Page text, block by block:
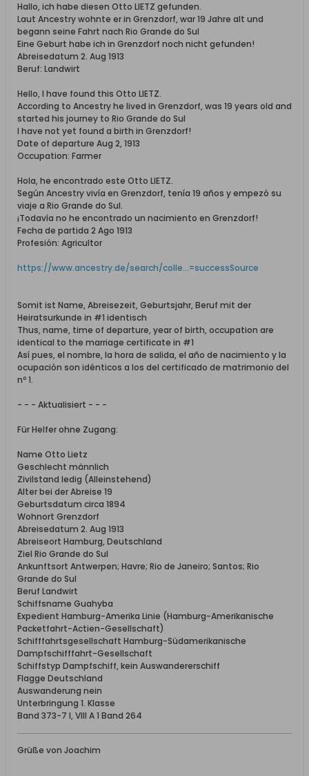
Hallo, ich habe diesen Otto LIETZ gefunden.
Laut Ancestry wohnte er in Grenzdorf, war 19 Jahre alt und
begann seine Fahrt nach Rio Grande do Sul
Eine Geburt habe ich in Grenzdorf noch nicht gefunden!
Abreisedatum 2. Aug 1913
Beruf: Landwirt
Hello, I have found this Otto LIETZ.
According to Ancestry he lived in Grenzdorf, was 19 years old and
started his journey to Rio Grande do Sul
I have not yet found a birth in Grenzdorf!
Date of departure Aug 2, 1913
Occupation: Farmer
Hola, he encontrado este Otto LIETZ.
Según Ancestry vivía en Grenzdorf, tenía 19 años y empezó su
viaje a Rio Grande do Sul.
¡Todavía no he encontrado un nacimiento en Grenzdorf!
Fecha de partida 2 Ago 1913
Profesión: Agricultor
https://www.ancestry.de/search/colle...=successSource
Somit ist Name, Abreisezeit, Geburtsjahr, Beruf mit der
Heiratsurkunde in #1 identisch
Thus, name, time of departure, year of birth, occupation are
identical to the marriage certificate in #1
Así pues, el nombre, la hora de salida, el año de nacimiento y la
ocupación son idénticos a los del certificado de matrimonio del
nº 1.
- - - Aktualisiert - - -
Für Helfer ohne Zugang:
Name Otto Lietz
Geschlecht männlich
Zivilstand ledig (Alleinstehend)
Alter bei der Abreise 19
Geburtsdatum circa 1894
Wohnort Grenzdorf
Abreisedatum 2. Aug 1913
Abreiseort Hamburg, Deutschland
Ziel Rio Grande do Sul
Ankunftsort Antwerpen; Havre; Rio de Janeiro; Santos; Rio
Grande do Sul
Beruf Landwirt
Schiffsname Guahyba
Expedient Hamburg-Amerika Linie (Hamburg-Amerikanische
Packetfahrt-Actien-Gesellschaft)
Schifffahrtsgesellschaft Hamburg-Südamerikanische
Dampfschifffahrt-Gesellschaft
Schiffstyp Dampfschiff, kein Auswandererschiff
Flagge Deutschland
Auswanderung nein
Unterbringung 1. Klasse
Band 373-7 I, VIII A 1 Band 264
Grüße von Joachim